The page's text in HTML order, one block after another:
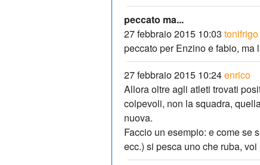
peccato ma...
27 febbraio 2015 10:03 tonifrigo
peccato per Enzino e fabio,
27 febbraio 2015 10:24enrico
Allora oltre agli atleti trovati
colpevoli, non la squadra,
nuova.
Faccio un esempio: e come se
ecc.) si pesca uno che ruba,